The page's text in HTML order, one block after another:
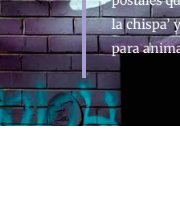
la chispa’
para